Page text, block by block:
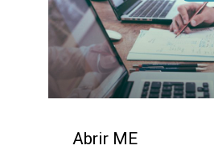
Abrir ME